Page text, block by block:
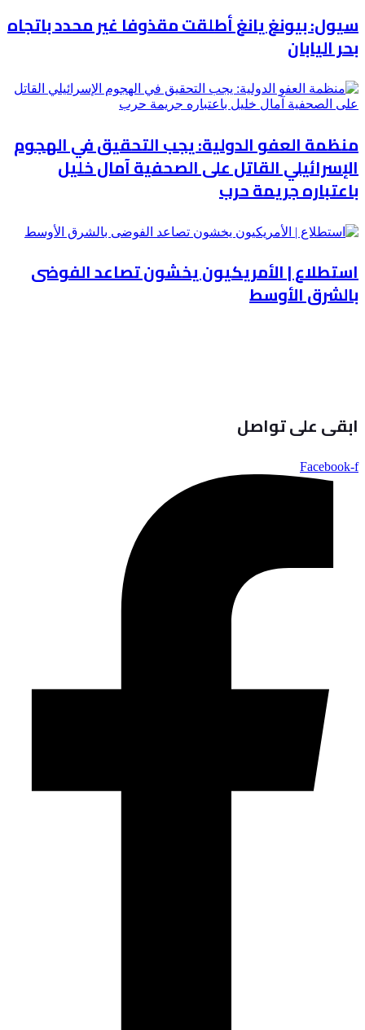
سيول: بيونغ يانغ أطلقت مقذوفا غير محدد باتجاه
بحر اليابان
منظمة العفو الدولية: يجب التحقيق في الهجوم
الإسرائيلي القاتل على الصحفية آمال خليل
باعتباره جريمة حرب
استطلاع | الأمريكيون يخشون تصاعد الفوضى
بالشرق الأوسط
ابقى على تواصل
Facebook-f